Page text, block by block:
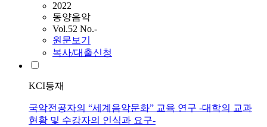
2022
동양음악
Vol.52 No.-
원문보기
복사/대출신청
KCI등재
국악전공자의 “세계음악문화” 교육 연구 -대학의 교과
현황 및 수강자의 인식과 요구-